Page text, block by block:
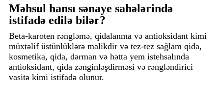
Məhsul hansı sənaye sahələrində
istifadə edilə bilər?
Beta-karoten rəngləmə, qidalanma və antioksidant kimi
müxtəlif üstünlüklərə malikdir və tez-tez sağlam qida,
kosmetika, qida, dərman və hətta yem istehsalında
antioksidant, qida zənginləşdirməsi və rəngləndirici
vasitə kimi istifadə olunur.